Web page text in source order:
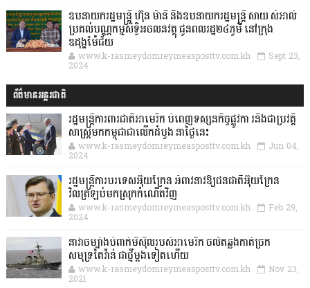
ឧបនាយករដ្ឋមន្ដ្រី ហ៊ុន ម៉ានី និងឧបនាយករដ្ឋមន្ដ្រី សាយ សំអាល់
ប្រគល់បណ្ណកម្មសិទ្ធិអចលនវត្ថុ ជូនពលរដ្ឋ២៤ភូមិ នៅក្រុង
ឧដុង្គម៉ែជ័យ
www.k-rasmeydomreymeasposttv.com.kh Sept 23,
2024
ព័ត៌មានអន្តរជាតិ
រដ្ឋមន្រ្តីការពារជាតិអាមេរិក បំពេញទស្សនកិច្ចផ្លូវកា រនិងជាប្រវត្តិ
សាស្រ្តមកកម្ពុជាជាលើកដំបូង នាថ្ងៃនេះ
www.k-rasmeydomreymeasposttv.com.kh Jun 04,
2024
រដ្ឋមន្ត្រីការបរទេសអ៊ុយក្រែន អំពាវនាវឱ្យជនជាតិអ៊ុយក្រែន
វិលត្រឡប់មកស្រុកកំណើតវិញ
www.k-rasmeydomreymeasposttv.com.kh Feb 29,
2024
នាវាចម្បាំងបំពាក់មីស៊ីលរបស់អាមេរិក ចល័តឆ្លងកាត់ច្រក
សមុទ្រតៃវ៉ាន់ ជាថ្មីម្តងទៀតហើយ
www.k-rasmeydomreymeasposttv.com.kh Nov 23,
2021